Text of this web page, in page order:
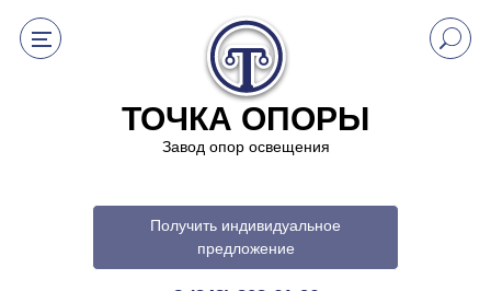
ТОЧКА ОПОРЫ
Завод опор освещения
Получить индивидуальное
предложение